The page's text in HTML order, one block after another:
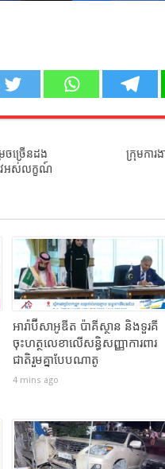
ចច្រើនដង
រូវអស់លក្ខណ៍
ក្រុមការ
អារ៉ាប៊ីសាអូឌីត ប៉ាគីស្ថាន និងទួរគី
ចុះហត្ថលេខាលើសន្ធិសញ្ញាការពារ
ជាតិរួមគ្នាបែបណាតូ
4 mins ago